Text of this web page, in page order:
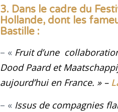
3. Dans le cadre du
Hollande, dont les
Bastille :
– « Fruit d’une
Dood Paard et
aujourd’hui en France. » –
– « Issus de compagnies